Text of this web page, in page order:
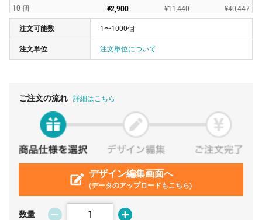
10 個 ¥2,900 ¥11,440 ¥40,447
20 個 ¥1,516
30 個 ¥1,056
¥244 ¥84,700
500 個 ¥233 ¥11,440 ¥128,040
¥226 ¥11,440
注文可能数 1〜1000個
注文単位 注文単位について
ご注文の流れ 詳細はこちら
デザイン編集画面へ
(データのアップロードもこちら)
数量